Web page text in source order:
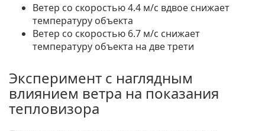
Ветер со скоростью 4.4 м/с вдвое снижает
температуру объекта
Ветер со скоростью 6.7 м/с снижает
температуру объекта на две трети
Эксперимент с наглядным
влиянием ветра на показания
тепловизора